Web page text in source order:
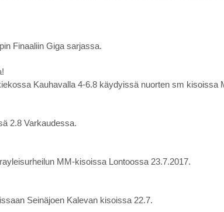
Finaaliin Giga sarjassa.
Kauhavalla 4-6.8 käydyissä nuorten sm kisoissa
2.8 Varkaudessa.
MM-kisoissa Lontoossa 23.7.2017.
Seinäjoen Kalevan kisoissa 22.7.